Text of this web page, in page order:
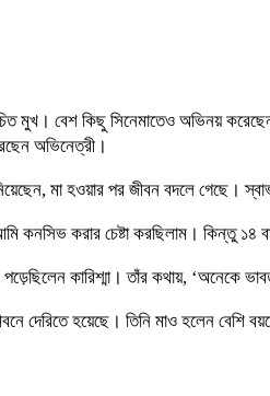
মুখ। বেশ কিছু সিনেমাতেও অভিনয়
অভিনেত্রী।
মা হওয়ার পর জীবন বদলে গেছে।
কনসিভ করার চেষ্টা করছিলাম। কিন্তু
কারিশ্মা। তাঁর কথায়, ‘অনেকে
দেরিতে হয়েছে। তিনি মাও হলেন